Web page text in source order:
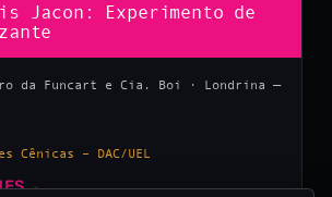
Jacon: Experimento de
da Funcart e Cia. Boi · Londrina —
Cênicas – DAC/UEL
→